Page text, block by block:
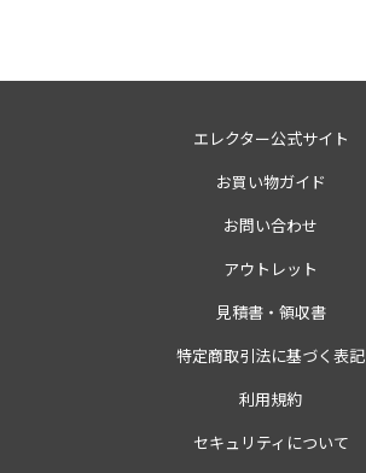
エレクター公式サイト
お買い物ガイド
お問い合わせ
アウトレット
見積書・領収書
特定商取引法に基づく表記
利用規約
セキュリティについて